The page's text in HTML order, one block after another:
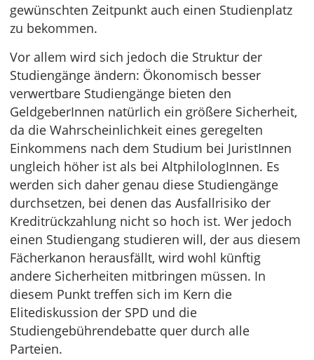
gewünschten Zeitpunkt auch einen Studienplatz
zu bekommen.
Vor allem wird sich jedoch die Struktur der
Studiengänge ändern: Ökonomisch besser
verwertbare Studiengänge bieten den
GeldgeberInnen natürlich ein größere Sicherheit,
da die Wahrscheinlichkeit eines geregelten
Einkommens nach dem Studium bei JuristInnen
ungleich höher ist als bei AltphilologInnen. Es
werden sich daher genau diese Studiengänge
durchsetzen, bei denen das Ausfallrisiko der
Kreditrückzahlung nicht so hoch ist. Wer jedoch
einen Studiengang studieren will, der aus diesem
Fächerkanon herausfällt, wird wohl künftig
andere Sicherheiten mitbringen müssen. In
diesem Punkt treffen sich im Kern die
Elitediskussion der SPD und die
Studiengebührendebatte quer durch alle
Parteien.